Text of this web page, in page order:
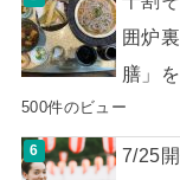
囲炉
膳」
500件のビュー
7/25